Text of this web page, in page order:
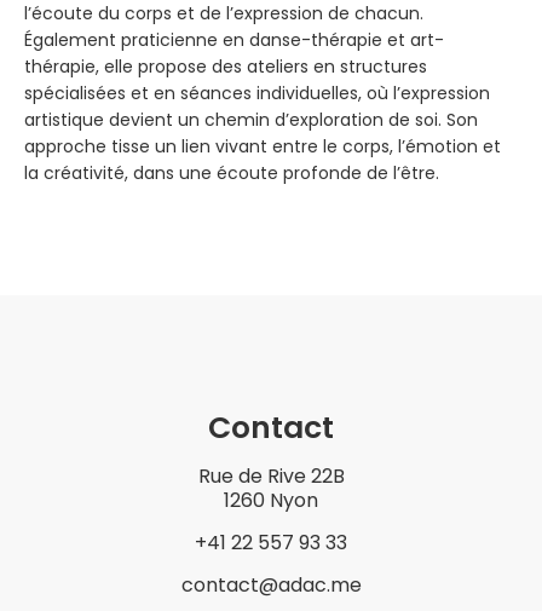
l’écoute du corps et de l’expression de chacun.
Également praticienne en danse-thérapie et art-
thérapie, elle propose des ateliers en structures
spécialisées et en séances individuelles, où l’expression
artistique devient un chemin d’exploration de soi. Son
approche tisse un lien vivant entre le corps, l’émotion et
la créativité, dans une écoute profonde de l’être.
Contact
Rue de Rive 22B
1260 Nyon
+41 22 557 93 33
contact@adac.me